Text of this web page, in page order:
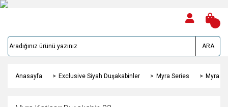
ARA
Anasayfa Exclusive Siyah Duşakabinler Myra Series Myra